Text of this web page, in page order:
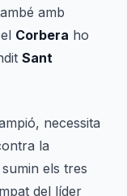
amb
Corbera ho
Sant
necessita
la
els tres
del líder